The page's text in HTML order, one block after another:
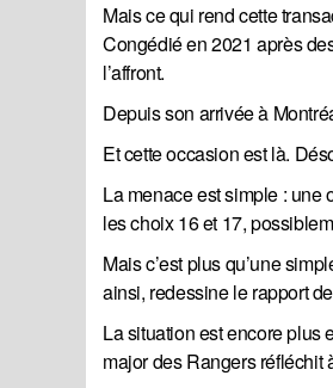
Mais ce qui rend cette
Congédié en 2021 après
l’affront.
Depuis son arrivée à
Et cette occasion est là.
La menace est simple : une
les choix 16 et 17,
Mais c’est plus qu’une
ainsi, redessine le rapport
La situation est encore plus
major des Rangers réfléchit